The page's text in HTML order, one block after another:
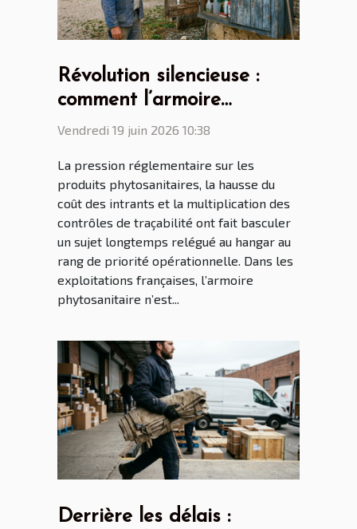
Révolution silencieuse :
comment l’armoire
phytosanitaire transforme
agriculteurs français
Vendredi 19 juin 2026 10:38
La pression réglementaire sur les
produits phytosanitaires, la hausse du
coût des intrants et la multiplication des
contrôles de traçabilité ont fait basculer
un sujet longtemps relégué au hangar au
rang de priorité opérationnelle. Dans les
exploitations françaises, l’armoire
phytosanitaire n’est...
Derrière les délais :